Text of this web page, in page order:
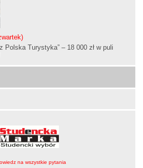
Polska Turystyka” – 18 000 zł w puli
na wszystkie pytania